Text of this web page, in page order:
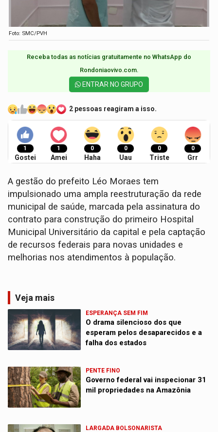
Foto: SMC/PVH
Receba todas as notícias gratuitamente no WhatsApp do
Rondoniaovivo.com.​
ENTRAR NO GRUPO
2 pessoas reagiram a isso.
1
Gostei
1
Amei
0
Haha
0
Uau
0
Triste
0
Grr
A gestão do prefeito Léo Moraes tem
impulsionado uma ampla reestruturação da rede
municipal de saúde, marcada pela assinatura do
contrato para construção do primeiro Hospital
Municipal Universitário da capital e pela captação
de recursos federais para novas unidades e
melhorias nos atendimentos à população.
Veja mais
ESPERANÇA SEM FIM
O drama silencioso dos que
esperam pelos desaparecidos e a
falha dos estados
PENTE FINO
Governo federal vai inspecionar 31
mil propriedades na Amazônia
LARGADA BOLSONARISTA